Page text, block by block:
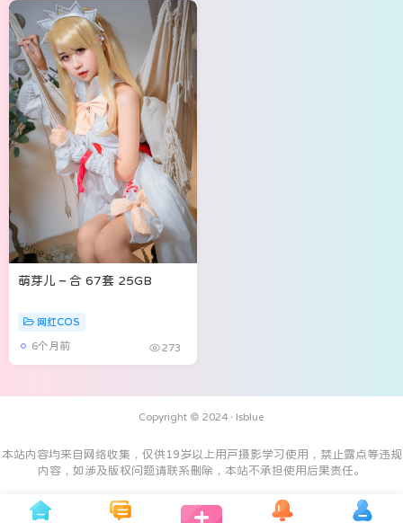
萌芽儿 – 合 67套 25GB
网红COS
6个月前 273
Copyright © 2024 · Isblue
本站内容均来自网络收集，仅供19岁以上用户摄影学习使用，禁止露点等违规
内容，如涉及版权问题请联系删除，本站不承担使用后果责任。